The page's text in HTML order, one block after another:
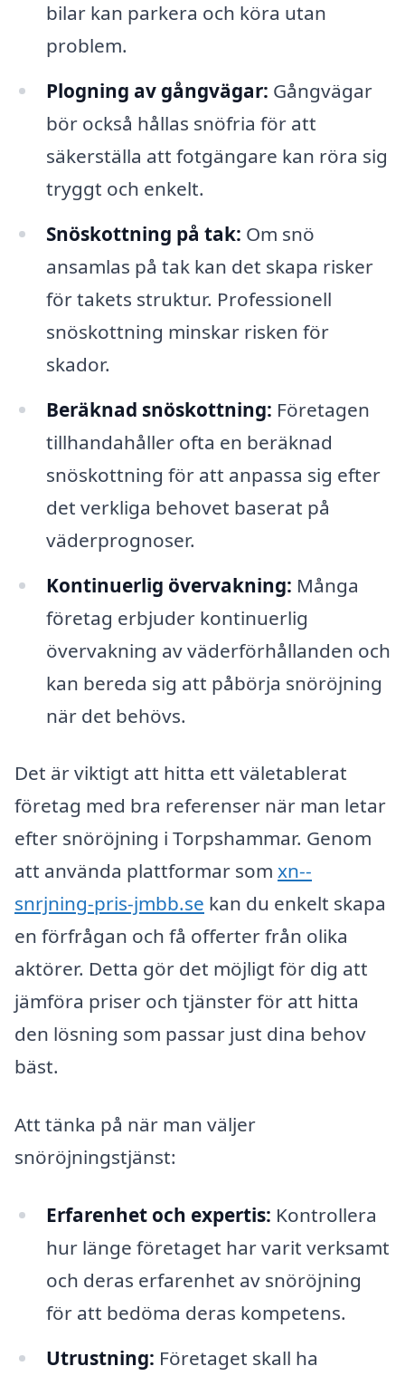
bilar kan parkera och köra utan
problem.
Plogning av gångvägar: Gångvägar
bör också hållas snöfria för att
säkerställa att fotgängare kan röra sig
tryggt och enkelt.
Snöskottning på tak: Om snö
ansamlas på tak kan det skapa risker
för takets struktur. Professionell
snöskottning minskar risken för
skador.
Beräknad snöskottning: Företagen
tillhandahåller ofta en beräknad
snöskottning för att anpassa sig efter
det verkliga behovet baserat på
väderprognoser.
Kontinuerlig övervakning: Många
företag erbjuder kontinuerlig
övervakning av väderförhållanden och
kan bereda sig att påbörja snöröjning
när det behövs.
Det är viktigt att hitta ett väletablerat
företag med bra referenser när man letar
efter snöröjning i Torpshammar. Genom
att använda plattformar som xn--
snrjning-pris-jmbb.se kan du enkelt skapa
en förfrågan och få offerter från olika
aktörer. Detta gör det möjligt för dig att
jämföra priser och tjänster för att hitta
den lösning som passar just dina behov
bäst.
Att tänka på när man väljer
snöröjningstjänst:
Erfarenhet och expertis: Kontrollera
hur länge företaget har varit verksamt
och deras erfarenhet av snöröjning
för att bedöma deras kompetens.
Utrustning: Företaget skall ha